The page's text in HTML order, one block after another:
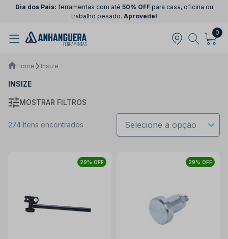
Dia dos Pais: ferramentas com até 50% OFFpara casa, oficina ou
trabalho pesado. Aproveite!
0
Home Insize
INSIZE
MOSTRAR FILTROS
274 Itens encontrados
29% OFF 29% OFF